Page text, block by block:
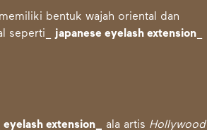
bentuk wajah oriental dan
seperti_ japanese eyelash extension
extension_ ala artis Hollywood